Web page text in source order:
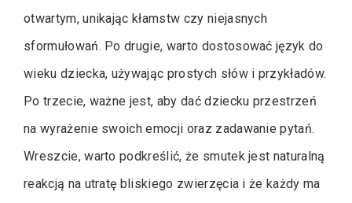
otwartym, unikając kłamstw czy niejasnych
sformułowań. Po drugie, warto dostosować język do
wieku dziecka, używając prostych słów i przykładów.
Po trzecie, ważne jest, aby dać dziecku przestrzeń
na wyrażenie swoich emocji oraz zadawanie pytań.
Wreszcie, warto podkreślić, że smutek jest naturalną
reakcją na utratę bliskiego zwierzęcia i że każdy ma